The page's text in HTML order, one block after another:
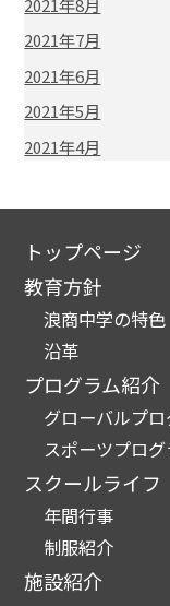
2021年7月
2021年6月
2021年5月
2021年4月
トップページ
教育方針
浪商中学の特色
沿革
プログラム紹介
グローバルプ
スポーツプロ
スクールライフ
年間行事
制服紹介
施設紹介